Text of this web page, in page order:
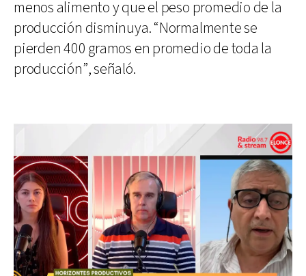
menos alimento y que el peso promedio de la
producción disminuya. “Normalmente se
pierden 400 gramos en promedio de toda la
producción”, señaló.